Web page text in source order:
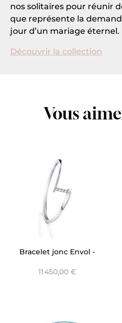
nos solitaires pour réunir
que représente la
jour d’un mariage éternel.
Découvrir la collection
Vous
Bracelet jonc Envol -
11 450,00 €